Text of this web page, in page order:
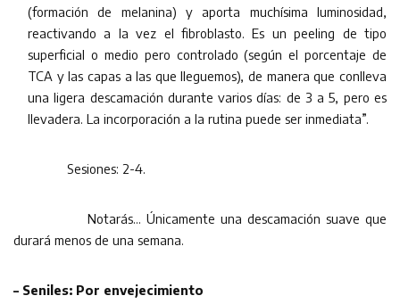
(formación de melanina) y aporta muchísima luminosidad,
reactivando a la vez el fibroblasto. Es un peeling de tipo
superficial o medio pero controlado (según el porcentaje de
TCA y las capas a las que lleguemos), de manera que conlleva
una ligera descamación durante varios días: de 3 a 5, pero es
llevadera. La incorporación a la rutina puede ser inmediata”.
Sesiones: 2-4.
Notarás… Únicamente una descamación suave que
durará menos de una semana.
– Seniles: Por envejecimiento